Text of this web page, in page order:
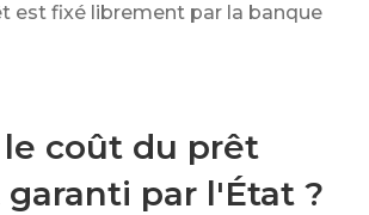
est fixé librement par la banque
coût du prêt
par l'État ?